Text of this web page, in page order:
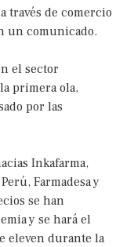
través de comercio
un comunicado.
el sector
primera ola,
por las
Inkafarma,
Farmadesa y
se han
y se hará el
eleven durante la